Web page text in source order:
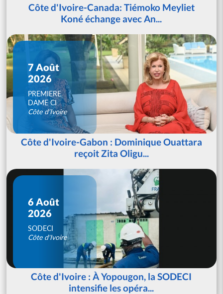
Côte d'Ivoire-Canada: Tiémoko Meyliet
Koné échange avec An...
7 Août
2026
PREMIERE
DAME CI
Côte d'Ivoire
Côte d'Ivoire-Gabon : Dominique Ouattara
reçoit Zita Oligu...
6 Août
2026
SODECI
Côte d'Ivoire
Côte d'Ivoire : À Yopougon, la SODECI
intensifie les opéra...